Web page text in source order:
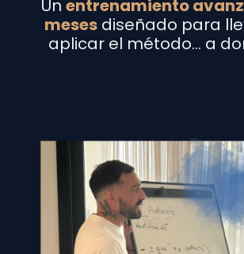
Un entrenamiento
mesesdiseñado para
aplicar el método… a